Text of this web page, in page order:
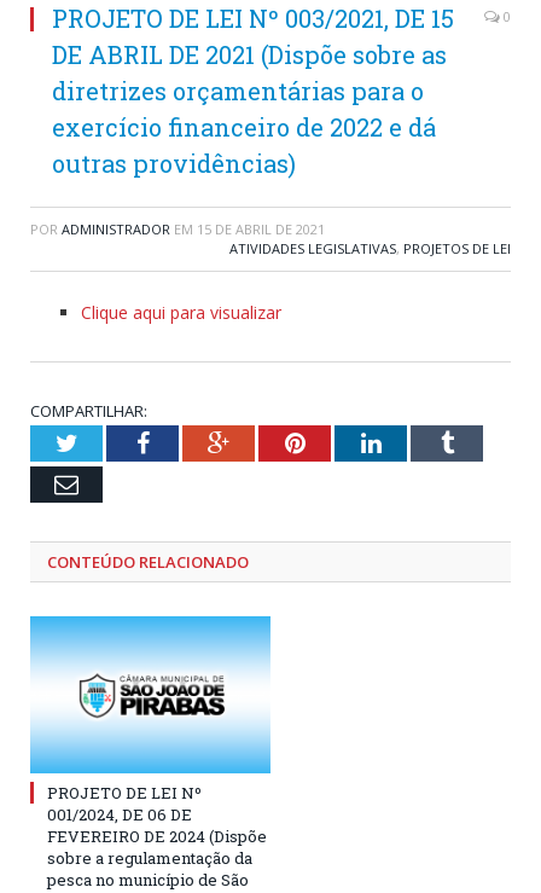
PROJETO DE LEI Nº 003/2021, DE 15
DE ABRIL DE 2021 (Dispõe sobre as
diretrizes orçamentárias para o
exercício financeiro de 2022 e dá
outras providências)
0
POR ADMINISTRADOR EM 15 DE ABRIL DE 2021
ATIVIDADES LEGISLATIVAS, PROJETOS DE LEI
Clique aqui para visualizar
COMPARTILHAR:
TwitterFacebookGoogle+PinterestLinkedInTumblr
Email
CONTEÚDO RELACIONADO
PROJETO DE LEI Nº
001/2024, DE 06 DE
FEVEREIRO DE 2024 (Dispõe
sobre a regulamentação da
pesca no município de São